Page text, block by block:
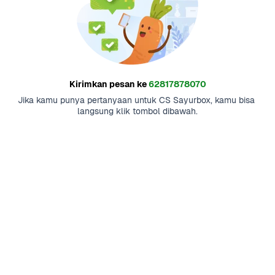
Kirimkan pesan ke62817878070
Jika kamu punya pertanyaan untuk CS Sayurbox, kamu bisa
langsung klik tombol dibawah.